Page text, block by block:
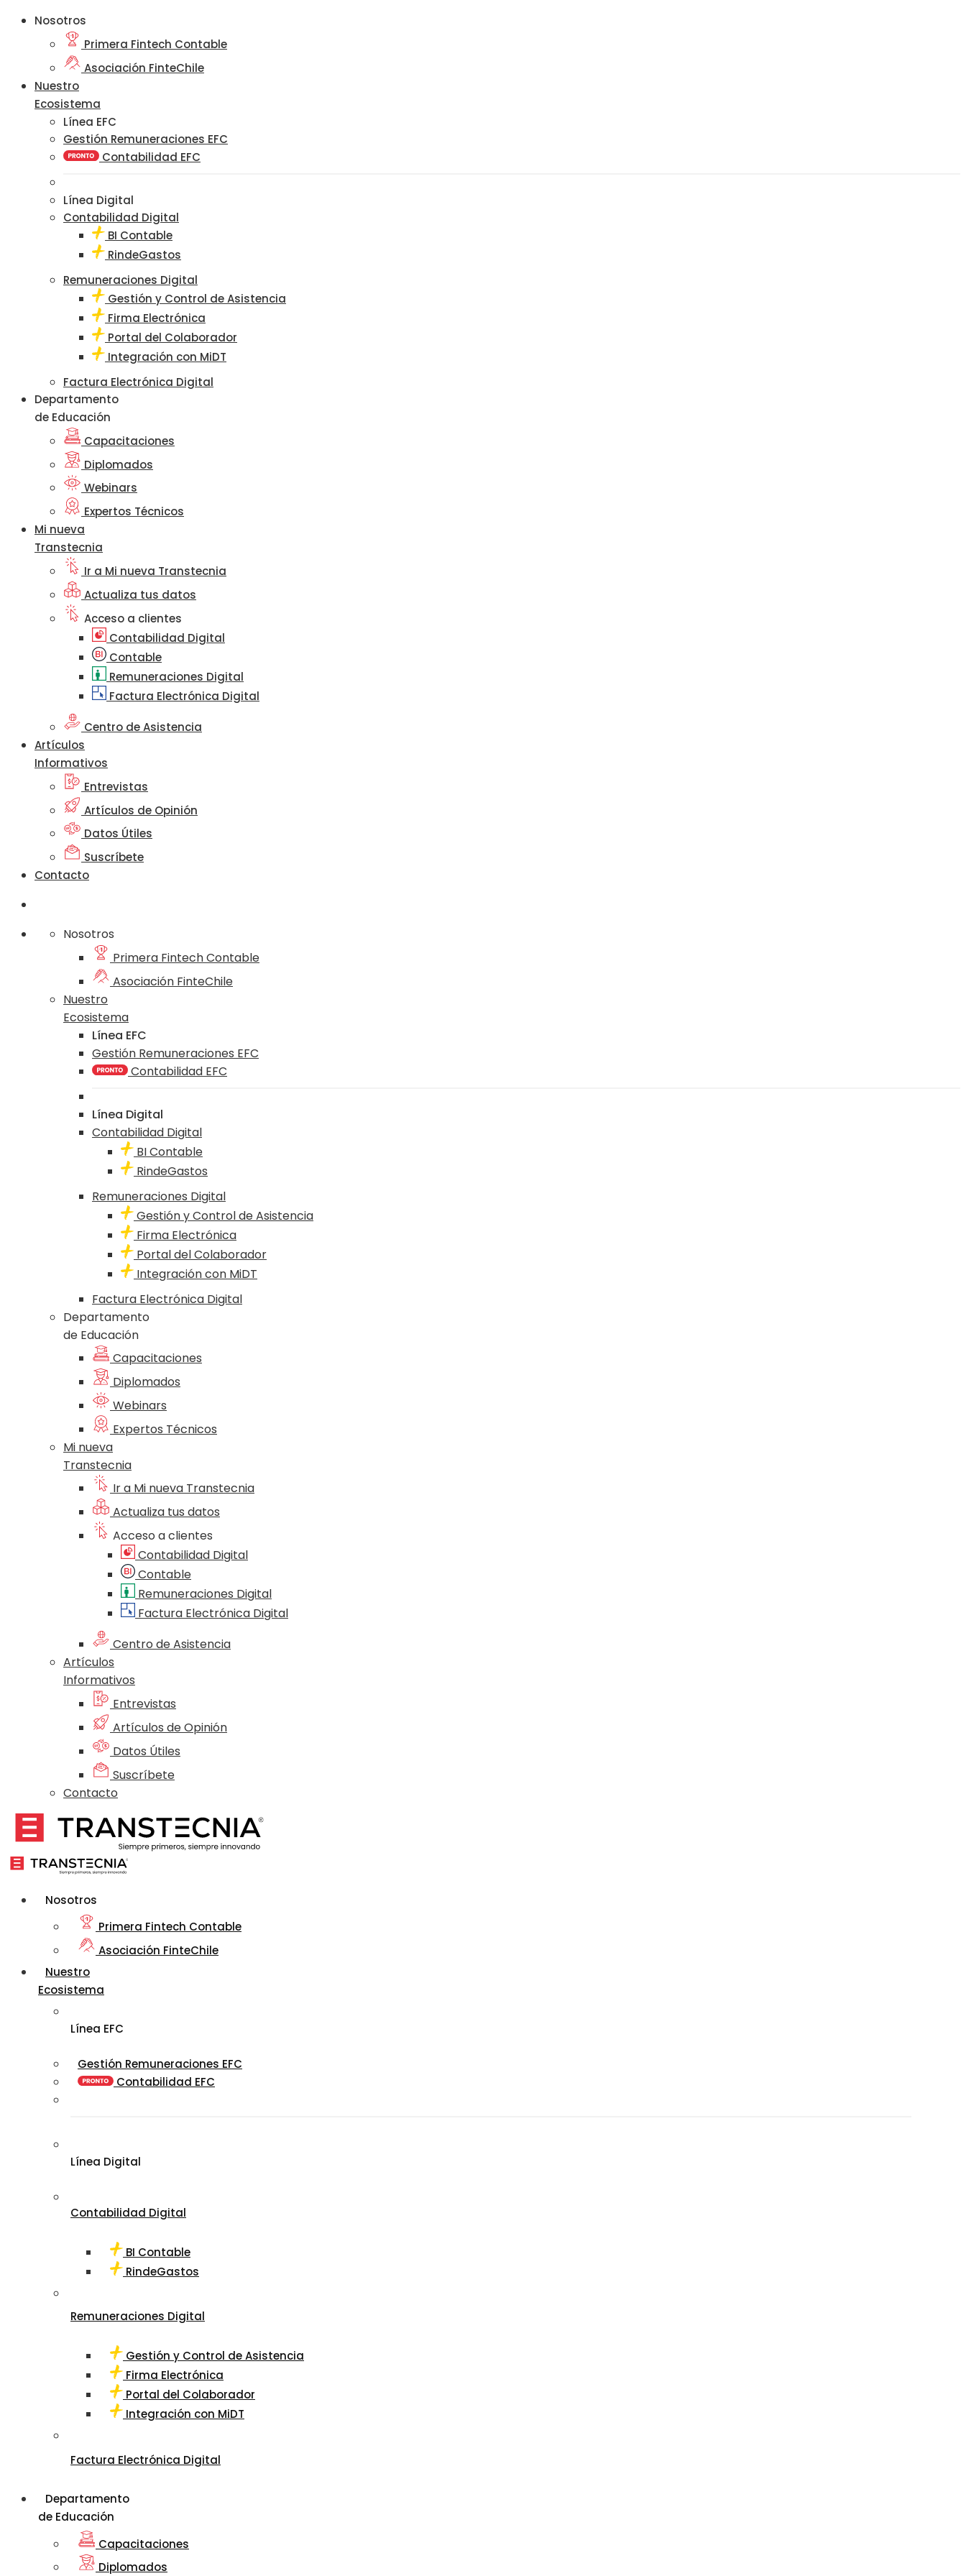
Nosotros
Primera Fintech Contable
Asociación FinteChile
Nuestro
Ecosistema
Línea EFC
Gestión Remuneraciones EFC
Contabilidad EFC
Línea Digital
Contabilidad Digital
BI Contable
RindeGastos
Remuneraciones Digital
Gestión y Control de Asistencia
Firma Electrónica
Portal del Colaborador
Integración con MiDT
Factura Electrónica Digital
Departamento
de Educación
Capacitaciones
Diplomados
Webinars
Expertos Técnicos
Mi nueva
Transtecnia
Ir a Mi nueva Transtecnia
Actualiza tus datos
Acceso a clientes
Contabilidad Digital
Contable
Remuneraciones Digital
Factura Electrónica Digital
Centro de Asistencia
Artículos
Informativos
Entrevistas
Artículos de Opinión
Datos Útiles
Suscríbete
Contacto
Nosotros
Primera Fintech Contable
Asociación FinteChile
Nuestro
Ecosistema
Línea EFC
Gestión Remuneraciones EFC
Contabilidad EFC
Línea Digital
Contabilidad Digital
BI Contable
RindeGastos
Remuneraciones Digital
Gestión y Control de Asistencia
Firma Electrónica
Portal del Colaborador
Integración con MiDT
Factura Electrónica Digital
Departamento
de Educación
Capacitaciones
Diplomados
Webinars
Expertos Técnicos
Mi nueva
Transtecnia
Ir a Mi nueva Transtecnia
Actualiza tus datos
Acceso a clientes
Contabilidad Digital
Contable
Remuneraciones Digital
Factura Electrónica Digital
Centro de Asistencia
Artículos
Informativos
Entrevistas
Artículos de Opinión
Datos Útiles
Suscríbete
Contacto
Nosotros
Primera Fintech Contable
Asociación FinteChile
Nuestro
Ecosistema
Línea EFC
Gestión Remuneraciones EFC
Contabilidad EFC
Línea Digital
Contabilidad Digital
BI Contable
RindeGastos
Remuneraciones Digital
Gestión y Control de Asistencia
Firma Electrónica
Portal del Colaborador
Integración con MiDT
Factura Electrónica Digital
Departamento
de Educación
Capacitaciones
Diplomados